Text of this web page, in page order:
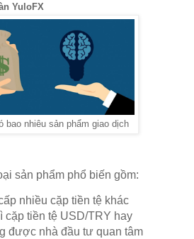
YuloFX
bao nhiêu sản phẩm giao dịch
sản phẩm phổ biến gồm:
nhiều cặp tiền tệ khác
cặp tiền tệ USD/TRY hay
được nhà đầu tư quan tâm